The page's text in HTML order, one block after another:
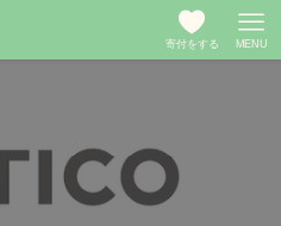
寄付をする MENU